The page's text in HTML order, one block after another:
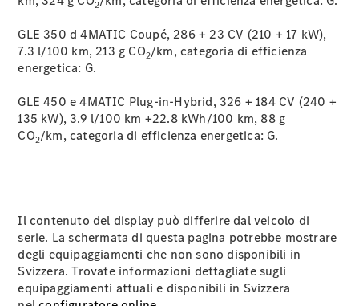
2
GLE 350 d 4MATIC Coupé, 286 + 23 CV (210 + 17 kW),
7.3 l/100 km, 213 g CO2/km, categoria di efficienza
energetica: G.
GLE 450 e 4MATIC Plug-in-Hybrid, 326 + 184 CV (240 +
135 kW), 3.9 l/100 km +22.8 kWh/100 km, 88 g
CO2/km, categoria di efficienza energetica: G.
Il contenuto del display può differire dal veicolo di
serie. La schermata di questa pagina potrebbe mostrare
degli equipaggiamenti che non sono disponibili in
Svizzera. Trovate informazioni dettagliate sugli
equipaggiamenti attuali e disponibili in Svizzera